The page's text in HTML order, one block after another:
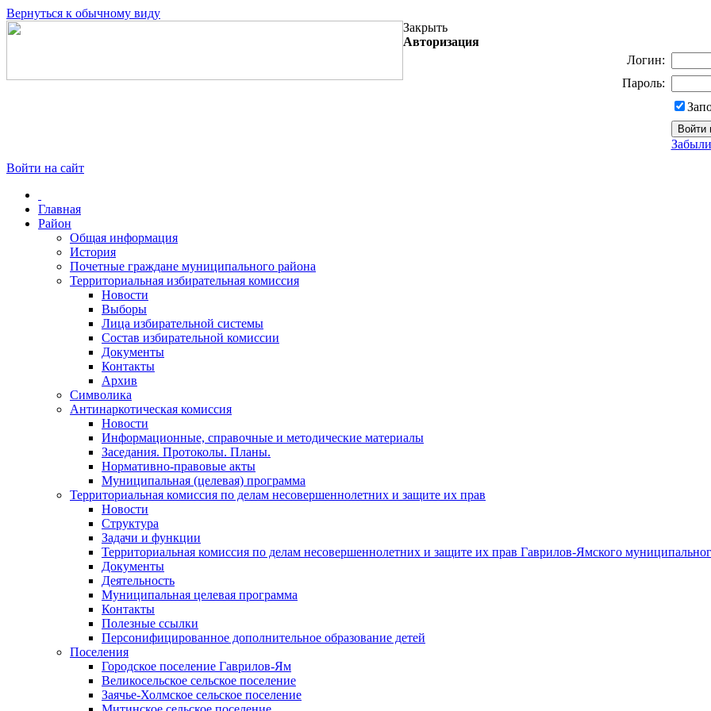
Вернуться к обычному виду
Закрыть
Авторизация
Логин:
Пароль:
Войти на сайт
Главная
Район
Общая информация
История
Почетные граждане муниципального района
Территориальная избирательная комиссия
Новости
Выборы
Лица избирательной системы
Состав избирательной комиссии
Документы
Контакты
Архив
Символика
Антинаркотическая комиссия
Новости
Информационные, справочные и методические материалы
Заседания. Протоколы. Планы.
Нормативно-правовые акты
Муниципальная (целевая) программа
Территориальная комиссия по делам несовершеннолетних и защите их прав
Новости
Структура
Задачи и функции
Территориальная комиссия по делам несовершеннолетних и защите их прав Гаврилов-Ямского
Документы
Деятельность
Муниципальная целевая программа
Контакты
Полезные ссылки
Персонифицированное дополнительное образование детей
Поселения
Городское поселение Гаврилов-Ям
Великосельское сельское поселение
Заячье-Холмское сельское поселение